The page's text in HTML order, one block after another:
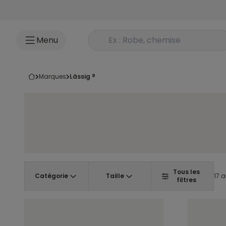
Menu Rechercher un produit
marques lässig ®
Catégorie Taille
Tous les
filtres
17